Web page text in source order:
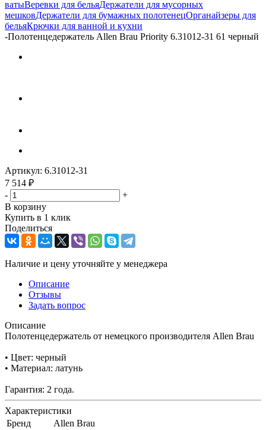
ватыВеревки для бельяДержатели для мусорных
мешковДержатели для бумажных полотенецОрганайзеры для
бельяКрючки для ванной и кухни
-Полотенцедержатель Allen Brau Priority 6.31012-31 61 черный
Артикул: 6.31012-31
7 514 ₽
-
+
В корзину
Купить в 1 клик
Поделиться
Наличие и цену уточняйте у менеджера
Описание
Отзывы
Задать вопрос
Описание
Полотенцедержатель от немецкого производителя Allen Brau
• Цвет: черный
• Материал: латунь
Гарантия: 2 года.
Характеристики
Бренд
Allen Brau